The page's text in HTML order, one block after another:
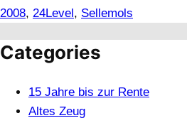
2008, 24Level, Sellemols
Categories
15 Jahre bis zur Rente
Altes Zeug